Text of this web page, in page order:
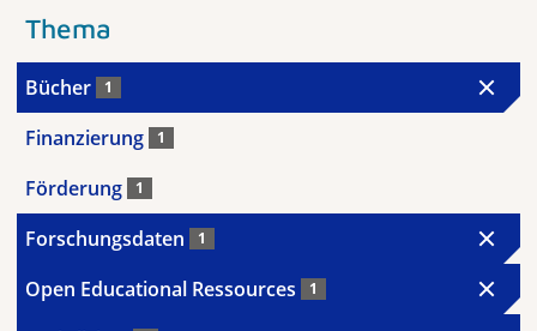
Thema
Bücher 1
Finanzierung 1
Förderung 1
Forschungsdaten 1
Open Educational Ressources 1